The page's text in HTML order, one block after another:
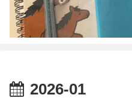
2026-01